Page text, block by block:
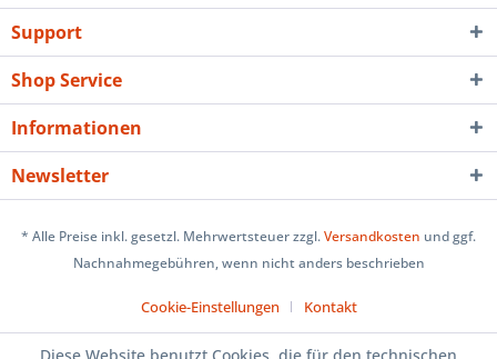
Support
Shop Service
Informationen
Newsletter
* Alle Preise inkl. gesetzl. Mehrwertsteuer zzgl.Versandkosten und ggf.
Nachnahmegebühren, wenn nicht anders beschrieben
Cookie-Einstellungen Kontakt